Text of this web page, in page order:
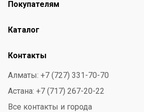
Покупателям
Каталог
Контакты
Алматы: +7 (727) 331-70-70
Астана: +7 (717) 267-20-22
Все контакты и города